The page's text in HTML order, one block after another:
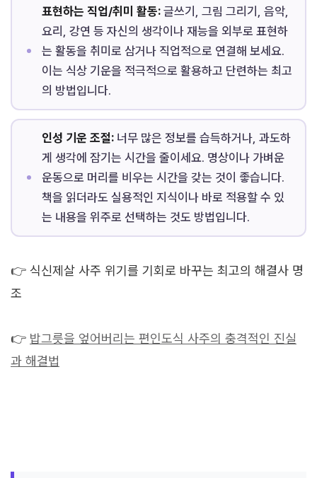
표현하는 직업/취미 활동:글쓰기, 그림 그리기, 음악,
요리, 강연 등 자신의 생각이나 재능을 외부로 표현하
는 활동을 취미로 삼거나 직업적으로 연결해 보세요.
이는 식상 기운을 적극적으로 활용하고 단련하는 최고
의 방법입니다.
인성 기운 조절:너무 많은 정보를 습득하거나, 과도하
게 생각에 잠기는 시간을 줄이세요. 명상이나 가벼운
운동으로 머리를 비우는 시간을 갖는 것이 좋습니다.
책을 읽더라도 실용적인 지식이나 바로 적용할 수 있
는 내용을 위주로 선택하는 것도 방법입니다.
👉 식신제살 사주 위기를 기회로 바꾸는 최고의 해결사 명
조
👉 밥그릇을 엎어버리는 편인도식 사주의 충격적인 진실
과 해결법